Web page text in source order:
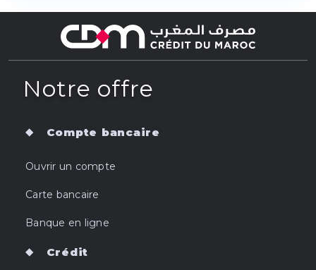
Notre offre
Compte bancaire
Ouvrir un compte
Carte bancaire
Banque en ligne
Crédit